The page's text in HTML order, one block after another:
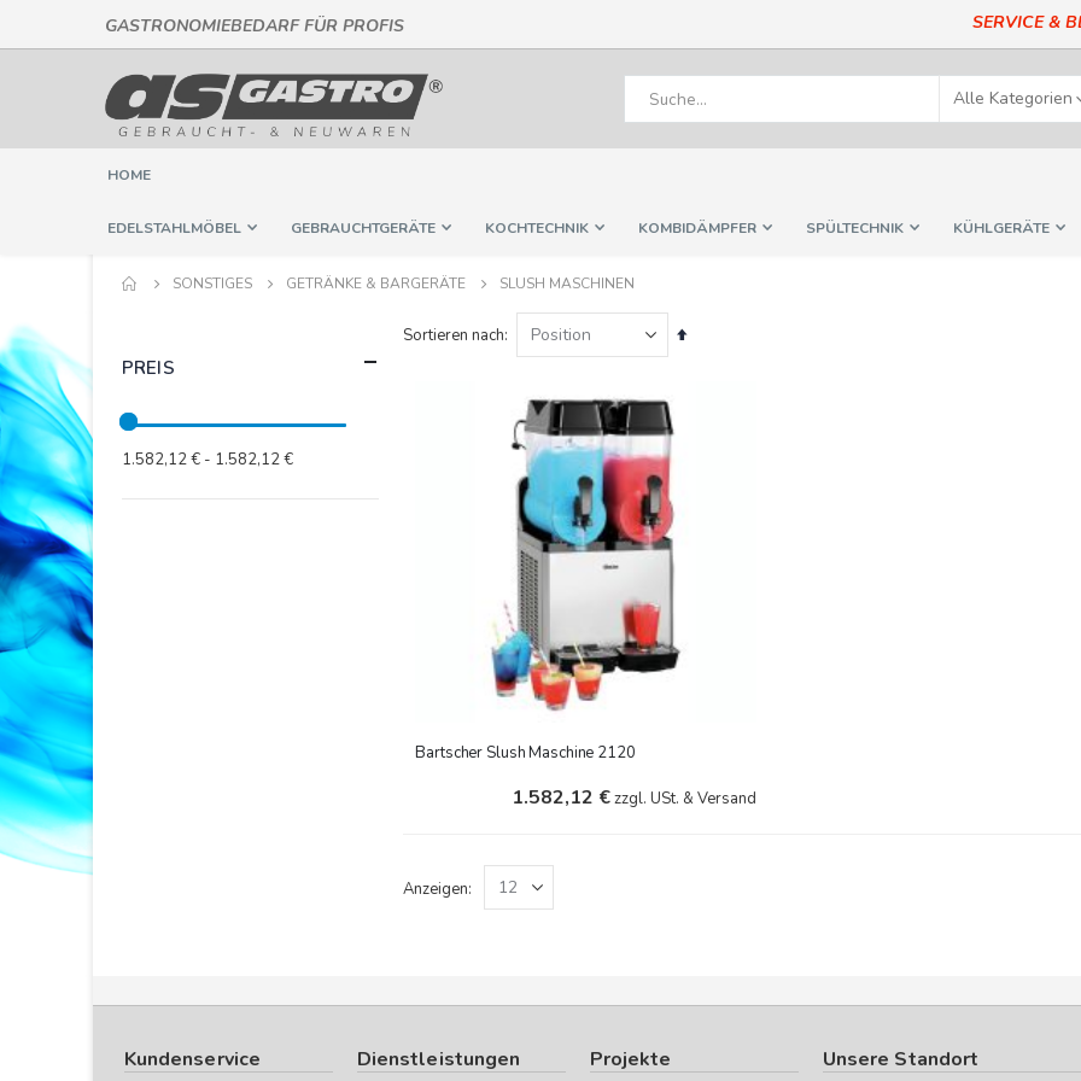
GASTRONOMIEBEDARF FÜR PROFIS
zum
Inhalt
SERVICE &
HOME
EDELSTAHLMÖBEL GEBRAUCHTGERÄTE KOCHTECHNIK KOMBIDÄMPFER SPÜLTECHNIK KÜHLGERÄTE
SONSTIGES GETRÄNKE & BARGERÄTE SLUSH MASCHINEN
Sortieren nach
In
Bartscher Slush Maschine 2120
1.582,12 €zzgl. USt. & Versand
Anzeigen
PREIS
1.582,12 € - 1.582,12 €
Kundenservice Dienstleistungen Projekte Unsere Standort